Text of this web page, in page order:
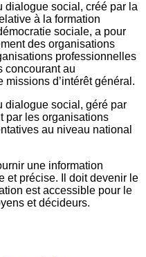
dialogue social, créé par la
à la formation
sociale, a pour
des organisations
professionnelles
concourant au
missions d’intérêt général.
dialogue social, géré par
par les organisations
au niveau national
une information
et précise. Il doit devenir le
est accessible pour le
et décideurs.